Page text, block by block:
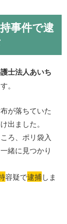
事件で逮
士法人あいち
。
が落ちていた
出ました。
ろ、ポリ袋入
緒に見つかり
容疑で逮捕しま